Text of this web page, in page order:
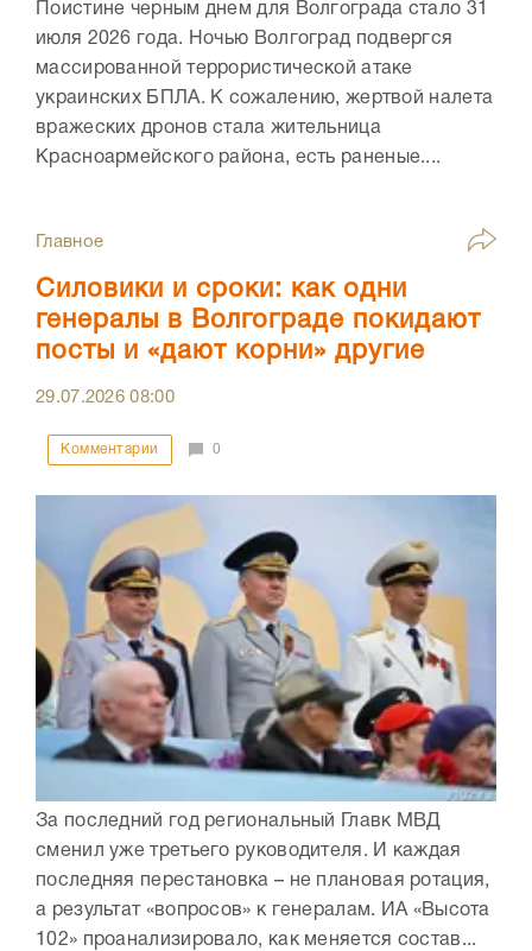
Поистине черным днем для Волгограда стало 31
июля 2026 года. Ночью Волгоград подвергся
массированной террористической атаке
украинских БПЛА. К сожалению, жертвой налета
вражеских дронов стала жительница
Красноармейского района, есть раненые....
Главное
Силовики и сроки: как одни
генералы в Волгограде покидают
посты и «дают корни» другие
29.07.202608:00
Комментарии 0
За последний год региональный Главк МВД
сменил уже третьего руководителя. И каждая
последняя перестановка – не плановая ротация,
а результат «вопросов» к генералам. ИА «Высота
102» проанализировало, как меняется состав...